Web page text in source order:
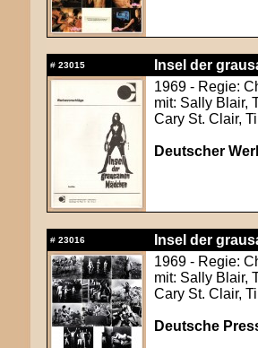
# 23015
Insel der
1969 - Regie:
mit: Sally Blair,
Cary St. Clair,
Deutscher
# 23016
Insel der
1969 - Regie:
mit: Sally Blair,
Cary St. Clair,
Deutsche